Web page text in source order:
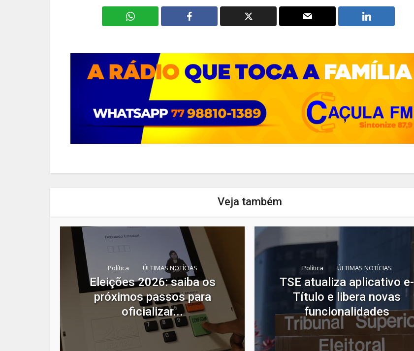
Veja também
Política ÚLTIMAS NOTÍCIAS
Eleições 2026: saiba os
próximos passos para
oficializar...
Política ÚLTIMAS NOTÍCIAS
TSE atualiza aplicativo e-
Título e libera novas
funcionalidades